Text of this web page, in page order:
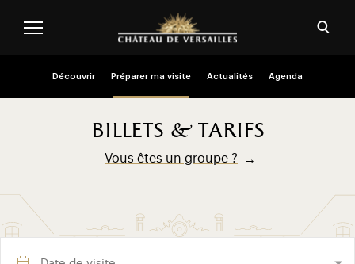
Découvrir Préparer ma visite Actualités Agenda
billets & tarifs
Vous êtes un groupe ?